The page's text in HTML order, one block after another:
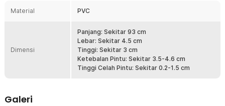
Overview
penutup pintu yang satu ini. Dengan menggunakan penghalang, celah di
bawah pintu akan tertutup. Hal ini dapat mencegah masuknya serangga,
debu, kotoran, bahkan udara dari luar rumah. Suhu ruangan pun menjadi
lebih stabil terutama di ruangan ber-AC. Walaupun dapat menutup celah
dengan baik, lis penutup ini tidak akan menghambat gerakan pintu rumah
Fitur
Material PVC
Dimensi
Panjang: Sekitar 93 cm
Lebar: Sekitar 4.5 cm
Tinggi: Sekitar 3 cm
Ketebalan Pintu: Sekitar 3.5-4.6 cm
Tinggi Celah Pintu: Sekitar 0.2-1.5 cm
Galeri